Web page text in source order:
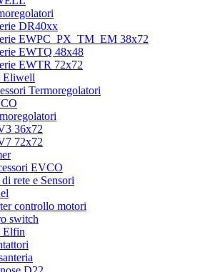
DR40xx
EWPC_PX_TM_EM 38x72
EWTQ 48x48
EWTR 72x72
Eliwell
Termoregolatori
36x72
72x72
EVCO
rete e Sensori
controllo motori
switch
Elfin